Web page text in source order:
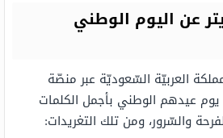
عن اليوم الوطني
العربيّة السّعوديّة عبر منصّة
يوم عيدهم الوطني بأجمل الكلمات
والسّرور، ومن تلك التغريدات: